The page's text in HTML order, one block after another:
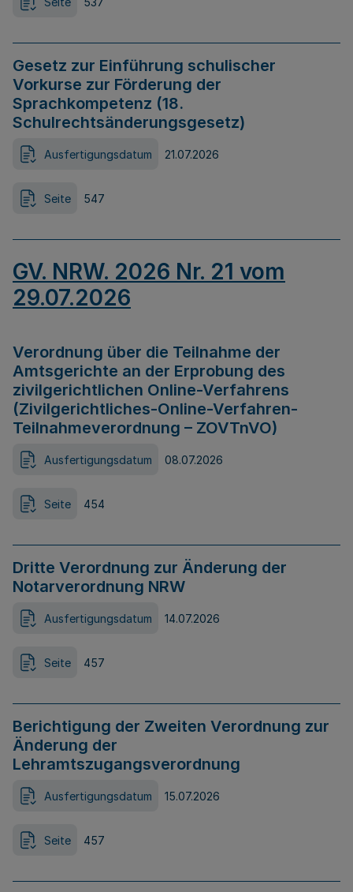
Gesetz zur Einführung schulischer
Vorkurse zur Förderung der
Sprachkompetenz (18.
Schulrechtsänderungsgesetz)
Ausfertigungsdatum 21.07.2026
Seite 547
GV. NRW. 2026 Nr. 21 vom
29.07.2026
Verordnung über die Teilnahme der
Amtsgerichte an der Erprobung des
zivilgerichtlichen Online-Verfahrens
(Zivilgerichtliches-Online-Verfahren-
Teilnahmeverordnung – ZOVTnVO)
Ausfertigungsdatum 08.07.2026
Seite 454
Dritte Verordnung zur Änderung der
Notarverordnung NRW
Ausfertigungsdatum 14.07.2026
Seite 457
Berichtigung der Zweiten Verordnung zur
Änderung der
Lehramtszugangsverordnung
Ausfertigungsdatum 15.07.2026
Seite 457